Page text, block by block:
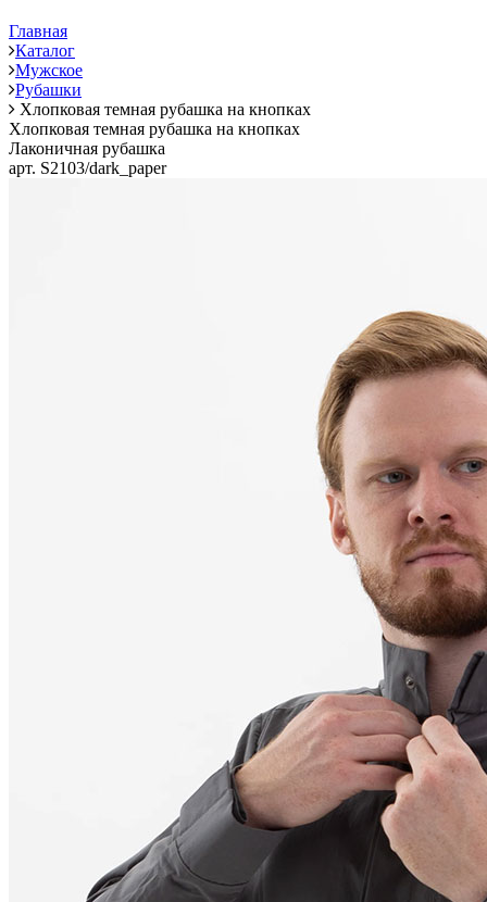
Главная
Каталог
Мужское
Рубашки
Хлопковая темная рубашка на кнопках
Хлопковая темная рубашка на кнопках
Лаконичная рубашка
арт. S2103/dark_paper